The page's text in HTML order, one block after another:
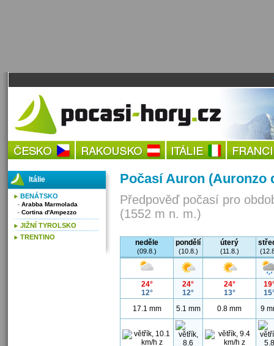
Počasí Auron (Auronzo
Předpověď počasí pro
(1552 m n. m.)
neděle
(09.8.)
pondělí
(10.8.)
úterý
(11.8.)
24°
12°
24°
12°
24°
13°
17.1 mm
5.1 mm 0.8 mm 9
Itálie
BENÁTSKO
Arabba Marmolada
Cortina d'Ampezzo
JIŽNÍ TYROLSKO
TRENTINO